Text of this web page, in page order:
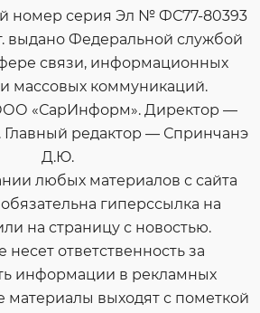
номер серия Эл № ФС77-80393
выдано Федеральной службой
связи, информационных
массовых коммуникаций.
«СарИнформ». Директор —
редактор — Спринчанэ
Д.Ю.
любых материалов с сайта
гиперссылка на
на страницу с новостью.
несет ответственность за
информации в рекламных
материалы выходят с пометкой